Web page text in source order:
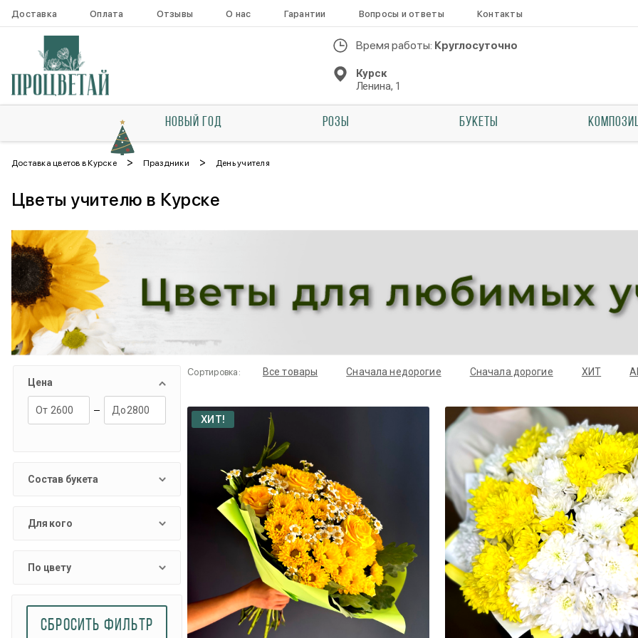
Доставка Оплата Отзывы О нас Гарантии Вопросы и ответы Контакты
Время работы: Круглосуточно
Курск
Ленина, 1
НОВЫЙ ГОД РОЗЫ БУКЕТЫ
Доставка цветов в Курске > Праздники > День учителя
Цветы учителю в Курске
Цена
Состав букета
Для кого
По цвету
СБРОСИТЬ ФИЛЬТР
Сортировка: Все товары Сначала недорогие Сначала дорогие ХИТ
ХИТ!